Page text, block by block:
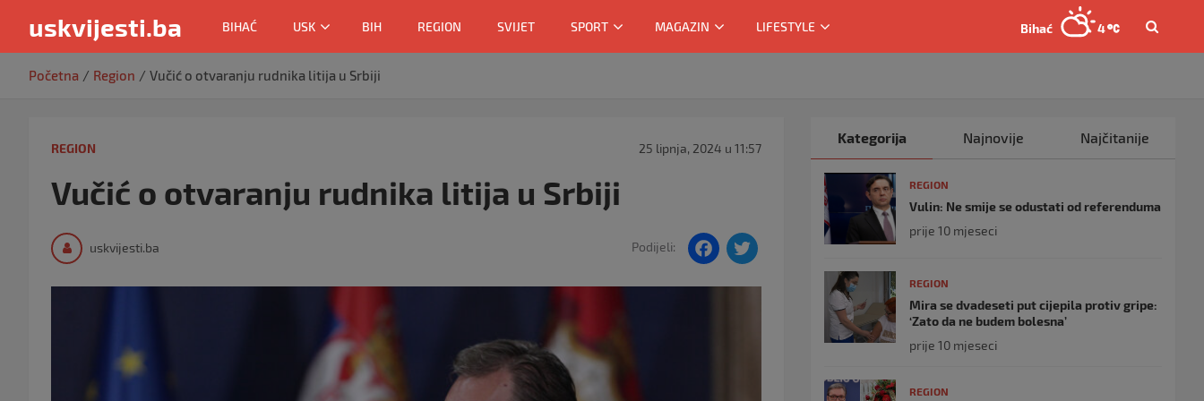
uskvijesti.ba BIHAĆ USK BIH REGION SVIJET SPORT MAGAZIN LIFESTYLE Bihać 4
Početna Region Vučić o otvaranju rudnika litija u Srbiji
REGION 25 lipnja, 2024 u 11:57
Vučić o otvaranju rudnika litija u Srbiji
uskvijesti.ba Podijeli:
F
Kategorija Najnovije Najčitanije
REGION
Vulin: Ne smije se odustati od referenduma
prije 10 mjeseci
REGION
Mira se dvadeseti put cijepila protiv gripe:
‘Zato da ne budem bolesna’
prije 10 mjeseci
REGION